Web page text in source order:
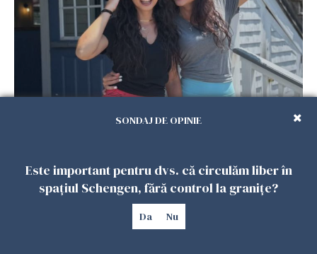
într-un restaurant din SUA. Patronul: „Nu știu
ce o să mă fac fără voi”
26 IULIE 2026
SONDAJ DE OPINIE
Este important pentru dvs. că circulăm liber în
spațiul Schengen, fără control la granițe?
Da Nu